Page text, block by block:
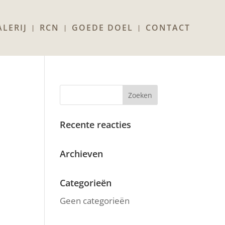
RCN GOEDE DOEL CONTACT
Recente reacties
Archieven
Categorieën
Geen categorieën